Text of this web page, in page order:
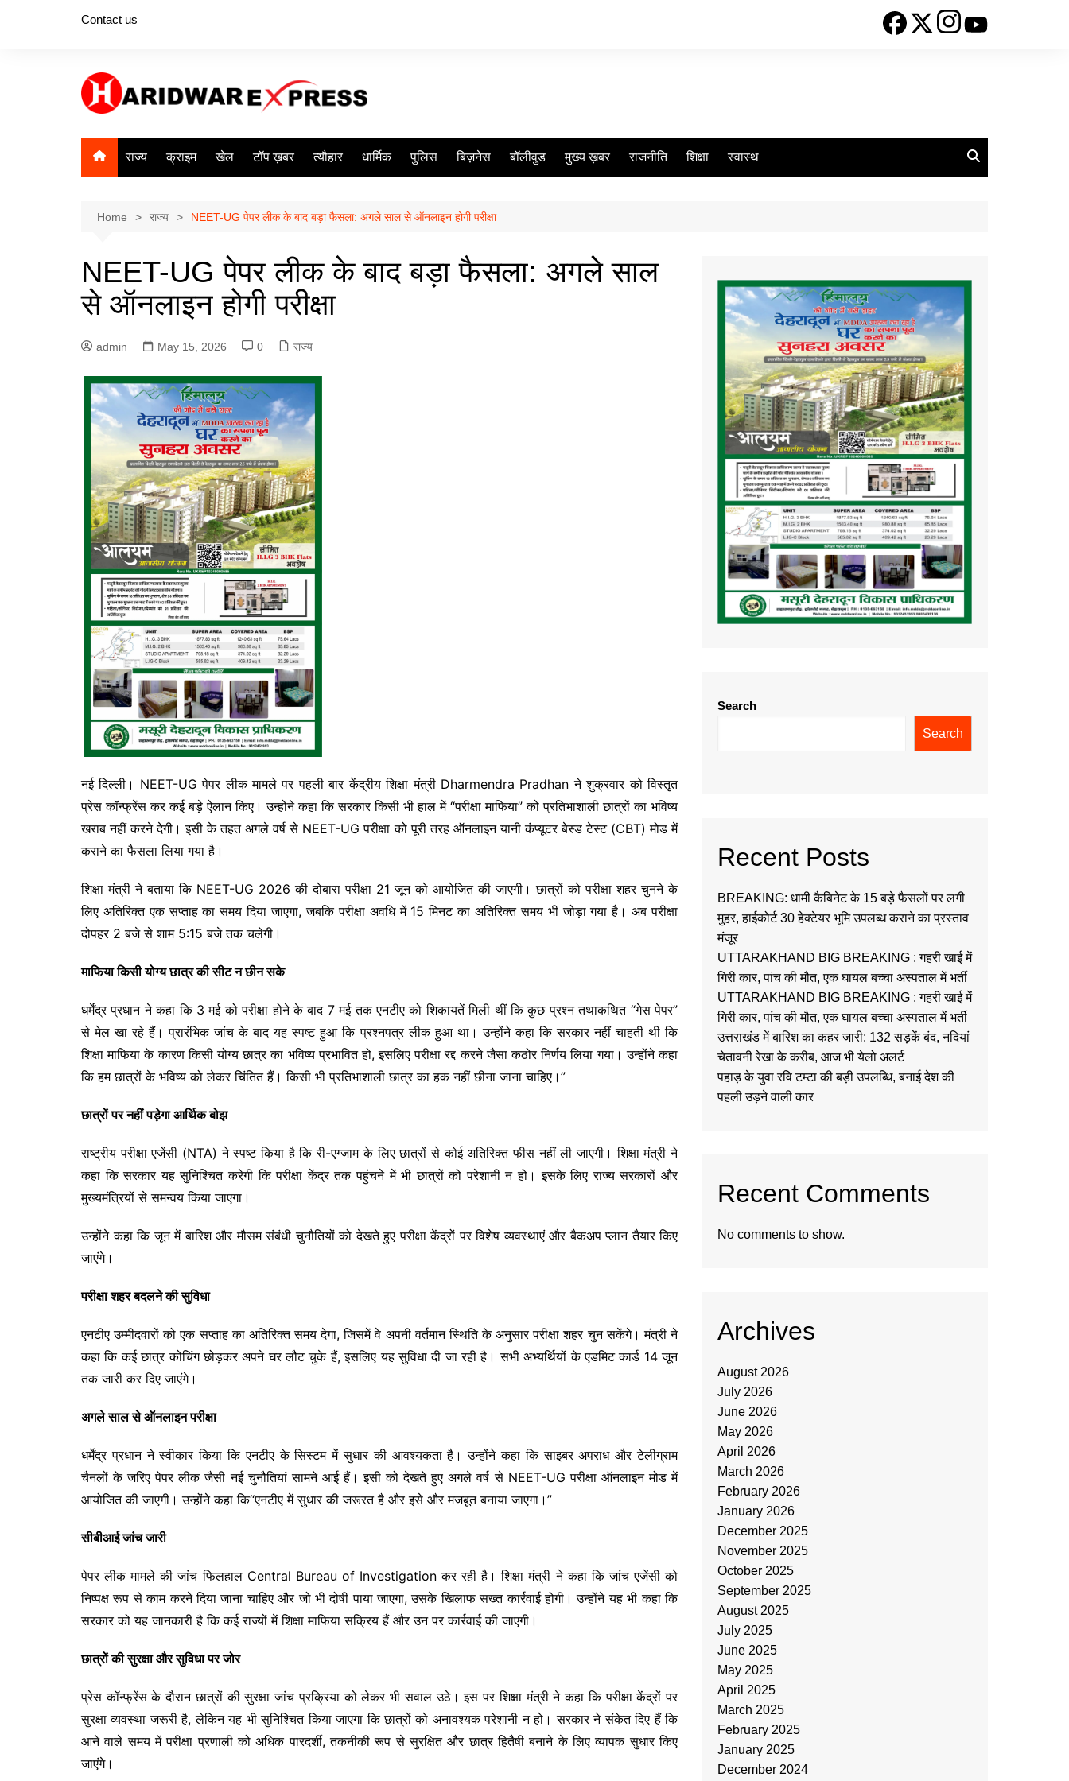
Contact us
राज्य क्राइम खेल टॉप ख़बर त्यौहार धार्मिक पुलिस बिज़नेस बॉलीवुड मुख्य ख़बर राजनीति शिक्षा स्वास्थ
Home राज्य NEET-UG पेपर लीक के बाद बड़ा फैसला: अगले साल से ऑनलाइन होगी परीक्षा
NEET-UG पेपर लीक के बाद बड़ा फैसला: अगले साल
से ऑनलाइन होगी परीक्षा
admin May 15, 2026 0 राज्य
नई दिल्ली। NEET-UG पेपर लीक मामले पर पहली बार केंद्रीय शिक्षा मंत्री Dharmendra Pradhan ने शुक्रवार को विस्तृत
प्रेस कॉन्फ्रेंस कर कई बड़े ऐलान किए। उन्होंने कहा कि सरकार किसी भी हाल में “परीक्षा माफिया” को प्रतिभाशाली छात्रों का भविष्य
खराब नहीं करने देगी। इसी के तहत अगले वर्ष से NEET-UG परीक्षा को पूरी तरह ऑनलाइन यानी कंप्यूटर बेस्ड टेस्ट (CBT) मोड में
कराने का फैसला लिया गया है।
शिक्षा मंत्री ने बताया कि NEET-UG 2026 की दोबारा परीक्षा 21 जून को आयोजित की जाएगी। छात्रों को परीक्षा शहर चुनने के
लिए अतिरिक्त एक सप्ताह का समय दिया जाएगा, जबकि परीक्षा अवधि में 15 मिनट का अतिरिक्त समय भी जोड़ा गया है। अब परीक्षा
दोपहर 2 बजे से शाम 5:15 बजे तक चलेगी।
माफिया किसी योग्य छात्र की सीट न छीन सके
धर्मेंद्र प्रधान ने कहा कि 3 मई को परीक्षा होने के बाद 7 मई तक एनटीए को शिकायतें मिली थीं कि कुछ प्रश्न तथाकथित “गेस पेपर”
से मेल खा रहे हैं। प्रारंभिक जांच के बाद यह स्पष्ट हुआ कि प्रश्नपत्र लीक हुआ था। उन्होंने कहा कि सरकार नहीं चाहती थी कि
शिक्षा माफिया के कारण किसी योग्य छात्र का भविष्य प्रभावित हो, इसलिए परीक्षा रद्द करने जैसा कठोर निर्णय लिया गया। उन्होंने कहा
कि हम छात्रों के भविष्य को लेकर चिंतित हैं। किसी भी प्रतिभाशाली छात्र का हक नहीं छीना जाना चाहिए।”
छात्रों पर नहीं पड़ेगा आर्थिक बोझ
राष्ट्रीय परीक्षा एजेंसी (NTA) ने स्पष्ट किया है कि री-एग्जाम के लिए छात्रों से कोई अतिरिक्त फीस नहीं ली जाएगी। शिक्षा मंत्री ने
कहा कि सरकार यह सुनिश्चित करेगी कि परीक्षा केंद्र तक पहुंचने में भी छात्रों को परेशानी न हो। इसके लिए राज्य सरकारों और
मुख्यमंत्रियों से समन्वय किया जाएगा।
उन्होंने कहा कि जून में बारिश और मौसम संबंधी चुनौतियों को देखते हुए परीक्षा केंद्रों पर विशेष व्यवस्थाएं और बैकअप प्लान तैयार किए
जाएंगे।
परीक्षा शहर बदलने की सुविधा
एनटीए उम्मीदवारों को एक सप्ताह का अतिरिक्त समय देगा, जिसमें वे अपनी वर्तमान स्थिति के अनुसार परीक्षा शहर चुन सकेंगे। मंत्री ने
कहा कि कई छात्र कोचिंग छोड़कर अपने घर लौट चुके हैं, इसलिए यह सुविधा दी जा रही है। सभी अभ्यर्थियों के एडमिट कार्ड 14 जून
तक जारी कर दिए जाएंगे।
अगले साल से ऑनलाइन परीक्षा
धर्मेंद्र प्रधान ने स्वीकार किया कि एनटीए के सिस्टम में सुधार की आवश्यकता है। उन्होंने कहा कि साइबर अपराध और टेलीग्राम
चैनलों के जरिए पेपर लीक जैसी नई चुनौतियां सामने आई हैं। इसी को देखते हुए अगले वर्ष से NEET-UG परीक्षा ऑनलाइन मोड में
आयोजित की जाएगी। उन्होंने कहा कि“एनटीए में सुधार की जरूरत है और इसे और मजबूत बनाया जाएगा।”
सीबीआई जांच जारी
पेपर लीक मामले की जांच फिलहाल Central Bureau of Investigation कर रही है। शिक्षा मंत्री ने कहा कि जांच एजेंसी को
निष्पक्ष रूप से काम करने दिया जाना चाहिए और जो भी दोषी पाया जाएगा, उसके खिलाफ सख्त कार्रवाई होगी। उन्होंने यह भी कहा कि
सरकार को यह जानकारी है कि कई राज्यों में शिक्षा माफिया सक्रिय हैं और उन पर कार्रवाई की जाएगी।
छात्रों की सुरक्षा और सुविधा पर जोर
प्रेस कॉन्फ्रेंस के दौरान छात्रों की सुरक्षा जांच प्रक्रिया को लेकर भी सवाल उठे। इस पर शिक्षा मंत्री ने कहा कि परीक्षा केंद्रों पर
सुरक्षा व्यवस्था जरूरी है, लेकिन यह भी सुनिश्चित किया जाएगा कि छात्रों को अनावश्यक परेशानी न हो। सरकार ने संकेत दिए हैं कि
आने वाले समय में परीक्षा प्रणाली को अधिक पारदर्शी, तकनीकी रूप से सुरक्षित और छात्र हितैषी बनाने के लिए व्यापक सुधार किए
जाएंगे।
Search
Search
Recent Posts
BREAKING: धामी कैबिनेट के 15 बड़े फैसलों पर लगी
मुहर, हाईकोर्ट 30 हेक्टेयर भूमि उपलब्ध कराने का प्रस्ताव
मंजूर
UTTARAKHAND BIG BREAKING : गहरी खाई में
गिरी कार, पांच की मौत, एक घायल बच्चा अस्पताल में भर्ती
UTTARAKHAND BIG BREAKING : गहरी खाई में
गिरी कार, पांच की मौत, एक घायल बच्चा अस्पताल में भर्ती
उत्तराखंड में बारिश का कहर जारी: 132 सड़कें बंद, नदियां
चेतावनी रेखा के करीब, आज भी येलो अलर्ट
पहाड़ के युवा रवि टम्टा की बड़ी उपलब्धि, बनाई देश की
पहली उड़ने वाली कार
Recent Comments
No comments to show.
Archives
August 2026
July 2026
June 2026
May 2026
April 2026
March 2026
February 2026
January 2026
December 2025
November 2025
October 2025
September 2025
August 2025
July 2025
June 2025
May 2025
April 2025
March 2025
February 2025
January 2025
December 2024